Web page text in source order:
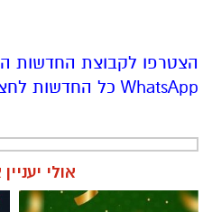
הצטרפו לקבוצת החדשות
WhatsApp כל החדשות לחצו כאן
אולי